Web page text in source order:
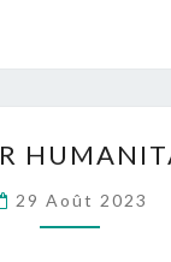
29 Août 2023